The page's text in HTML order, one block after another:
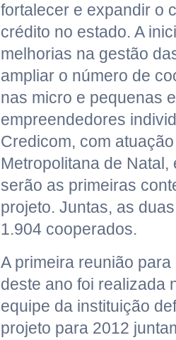
fortalecer e expandir o
crédito no estado. A
melhorias na gestão
ampliar o número de
nas micro e pequenas
empreendedores
Credicom, com
Metropolitana de Natal,
serão as primeiras
projeto. Juntas, as
1.904 cooperados.
A primeira reunião
deste ano foi realizada
equipe da instituição
projeto para 2012